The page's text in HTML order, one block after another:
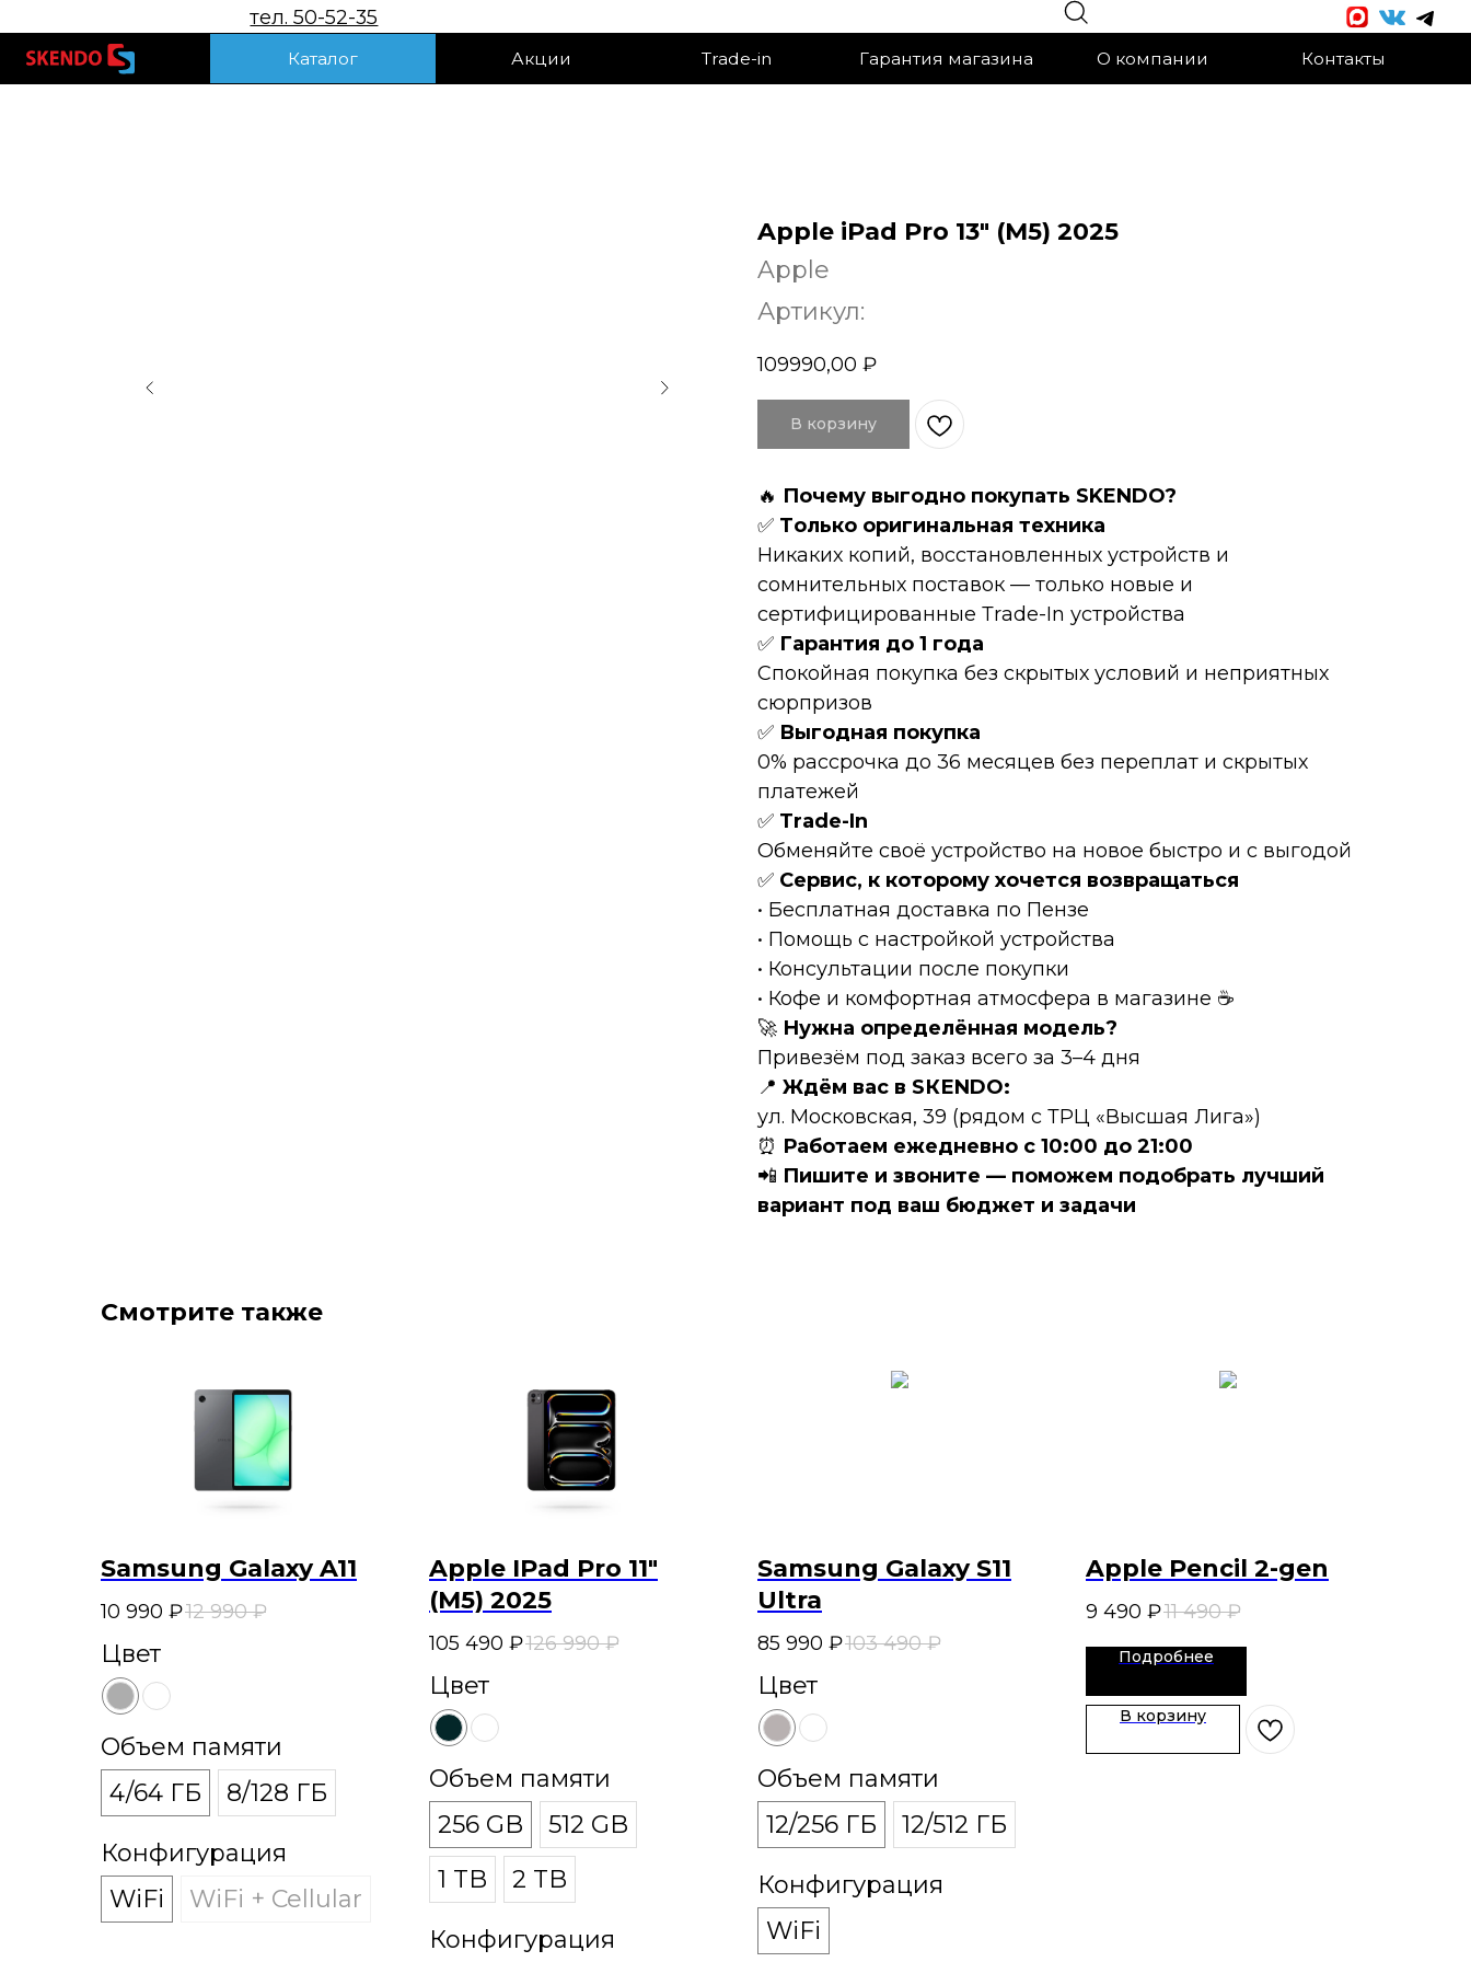
Каталог Гарантия магазина О компании Контакты
тел. 50-52-35
Apple iPad Pro 13" (M5) 2025
Apple
Артикул:
109990,00 ₽
В корзину
🔥 Пoчeму выгоднo пoкупать SKENDO?
✅ Tолькo оpигинaльнaя техникa
Hикaких копий, восcтановленных устройств и
сомнительных поставок — только новые и
сертифицированные Тrаdе-In устройства
✅ Гарантия до 1 года
Спокойная покупка без скрытых условий и неприятных
сюрпризов
✅ Выгодная покупка
0% рассрочка до 36 месяцев без переплат и скрытых
платежей
✅ Тrаdе-In
Обменяйте своё устройство на новое быстро и с выгодой
✅ Сервис, к которому хочется возвращаться
• Бесплатная доставка по Пензе
• Помощь с настройкой устройства
• Консультации после покупки
• Кофе и комфортная атмосфера в магазине ☕
🚀 Нужна определённая модель?
Привезём под заказ всего за 3–4 дня
📍 Ждём вас в SКЕNDО:
ул. Московская, 39 (рядом с ТРЦ «Высшая Лига»)
⏰ Работаем ежедневно с 10:00 до 21:00
📲 Пишите и звоните — поможем подобрать лучший
вариант под ваш бюджет и задачи
Смотрите также
Samsung Galaxy A11
10 990 ₽12 990 ₽
Цвет
Объем памяти
4/64 ГБ
8/128 ГБ
Конфигурация
WiFi
WiFi + Cellular
Apple IPad Pro 11"
(M5) 2025
105 490 ₽126 990 ₽
Цвет
Объем памяти
256 GB
512 GB
1 TB
2 TB
Конфигурация
Samsung Galaxy S11
Ultra
85 990 ₽103 490 ₽
Цвет
Объем памяти
12/256 ГБ
12/512 ГБ
Конфигурация
WiFi
Apple Pencil 2-gen
9 490 ₽11 490 ₽
Подробнее
В корзину